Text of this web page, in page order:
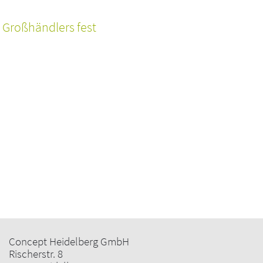
fest
Concept Heidelberg GmbH
Rischerstr. 8